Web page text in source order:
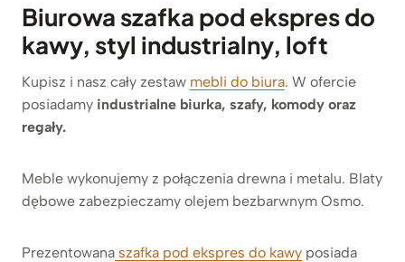
Biurowa szafka pod ekspres do
kawy, styl industrialny, loft
Kupisz i nasz cały zestaw mebli do biura. W ofercie
posiadamy industrialne biurka, szafy, komody oraz
regały.
Meble wykonujemy z połączenia drewna i metalu. Blaty
dębowe zabezpieczamy olejem bezbarwnym Osmo.
Prezentowana szafka pod ekspres do kawy posiada